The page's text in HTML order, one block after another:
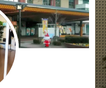
し
て
く
だ